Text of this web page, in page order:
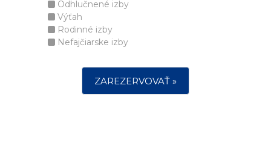
Odhlučnené izby
Výťah
Rodinné izby
Nefajčiarske izby
ZAREZERVOVAŤ »